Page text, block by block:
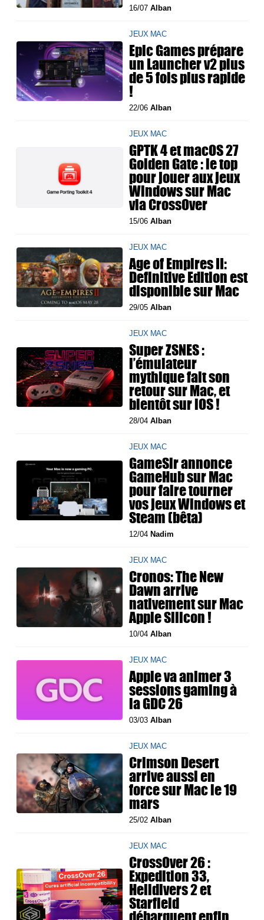
16/07Alban
JEUX MAC
Epic Games prépare
un Launcher v2 plus
de 5 fois plus rapide
!
22/06Alban
JEUX MAC
GPTK 4 et macOS 27
Golden Gate : le top
pour jouer aux jeux
Windows sur Mac
via CrossOver
15/06Alban
JEUX MAC
Age of Empires II:
Definitive Edition est
disponible sur Mac
29/05Alban
JEUX MAC
Super ZSNES :
l’émulateur
mythique fait son
retour sur Mac, et
bientôt sur iOS !
28/04Alban
JEUX MAC
GameSir annonce
GameHub sur Mac
pour faire tourner
vos jeux Windows et
Steam (bêta)
12/04 Nadim
JEUX MAC
Cronos: The New
Dawn arrive
nativement sur Mac
Apple Silicon !
10/04Alban
JEUX MAC
Apple va animer 3
sessions gaming à
la GDC 26
03/03Alban
JEUX MAC
Crimson Desert
arrive aussi en
force sur Mac le 19
mars
25/02Alban
JEUX MAC
CrossOver 26 :
Expedition 33,
Helldivers 2 et
Starfield